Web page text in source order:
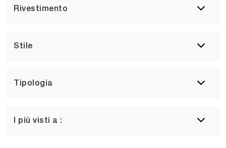
Rivestimento
Stile
Tipologia
I più visti a :